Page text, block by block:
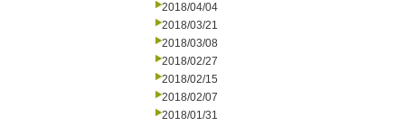
2018/04/04
2018/03/21
2018/03/08
2018/02/27
2018/02/15
2018/02/07
2018/01/31